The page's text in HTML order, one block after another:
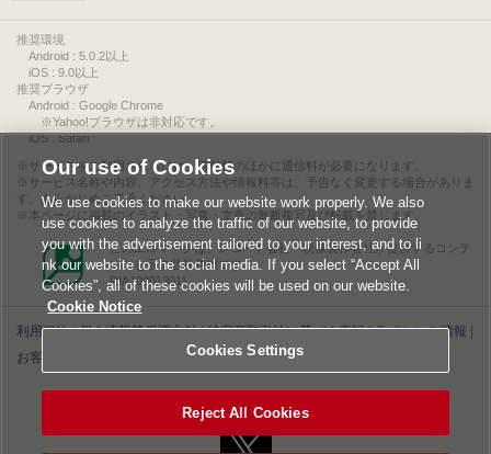
推奨環境
Android : 5.0.2以上
iOS : 9.0以上
推奨ブラウザ
Android : Google Chrome
※Yahoo!ブラウザは非対応です。
iOS : Safari
サービスをご利用されるには、情報料のほかに通信料が必要になります。
サービス名称や内容、アクセス方法や情報料等は、予告なく変更する場合がありま
す。あらかじめご了承ください。
本ページに掲載のイラスト・写真・文章の無断複写及び転載を禁じます。
このエルマークは、レコード会社・映像製作会社が提供するコンテ
ンツを示す登録商標です。
RIAJ00013011
利用規約|個人情報等保護方針|特定商取引法に基づく表記|ライセンス情報
お客様情報の外部送信について|Cookies Settings
Our use of Cookies
We use cookies to make our website work properly. We also
use cookies to analyze the traffic of our website, to provide
you with the advertisement tailored to your interest, and to li
nk our website to the social media. If you select “Accept All
Cookies”, all of these cookies will be used on our website.
Cookie Notice
Cookies Settings
Reject All Cookies